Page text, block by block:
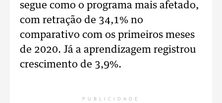
segue como o programa mais afetado,
com retração de 34,1% no
comparativo com os primeiros meses
de 2020. Já a aprendizagem registrou
crescimento de 3,9%.
PUBLICIDADE